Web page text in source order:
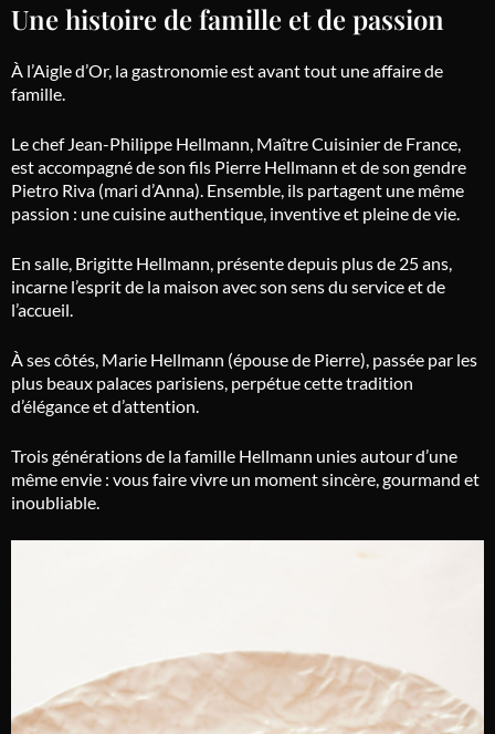
Une histoire de famille et de passion
À l’Aigle d’Or, la gastronomie est avant tout une affaire de
famille.
Le chef Jean-Philippe Hellmann, Maître Cuisinier de France,
est accompagné de son fils Pierre Hellmann et de son gendre
Pietro Riva (mari d’Anna). Ensemble, ils partagent une même
passion : une cuisine authentique, inventive et pleine de vie.
En salle, Brigitte Hellmann, présente depuis plus de 25 ans,
incarne l’esprit de la maison avec son sens du service et de
l’accueil.
À ses côtés, Marie Hellmann (épouse de Pierre), passée par les
plus beaux palaces parisiens, perpétue cette tradition
d’élégance et d’attention.
Trois générations de la famille Hellmann unies autour d’une
même envie : vous faire vivre un moment sincère, gourmand et
inoubliable.